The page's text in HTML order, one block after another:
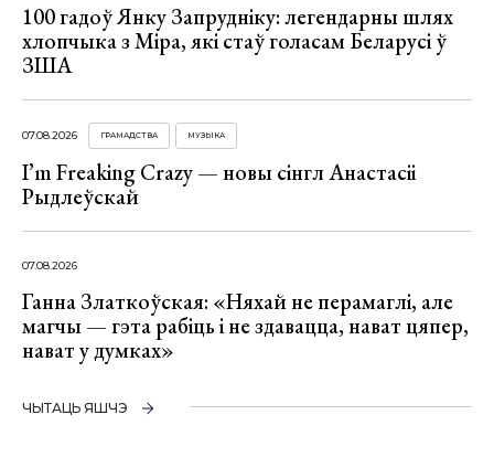
100 гадоў Янку Запрудніку: легендарны шлях
хлопчыка з Міра, які стаў голасам Беларусі ў
ЗША
07.08.2026 ГРАМАДСТВА МУЗЫКА
I’m Freaking Crazy — новы сінгл Анастасіі
Рыдлеўскай
07.08.2026
Ганна Златкоўская: «Няхай не перамаглі, але
магчы — гэта рабіць і не здавацца, нават цяпер,
нават у думках»
ЧЫТАЦЬ ЯШЧЭ